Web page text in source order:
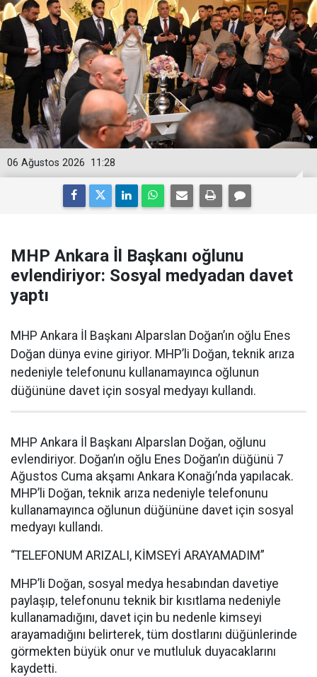
11:28
06 Ağustos 2026
MHP Ankara İl Başkanı oğlunu
evlendiriyor: Sosyal medyadan davet
yaptı
MHP Ankara İl Başkanı Alparslan Doğan’ın oğlu Enes
Doğan dünya evine giriyor. MHP’li Doğan, teknik arıza
nedeniyle telefonunu kullanamayınca oğlunun
düğününe davet için sosyal medyayı kullandı.
MHP Ankara İl Başkanı Alparslan Doğan, oğlunu
evlendiriyor. Doğan’ın oğlu Enes Doğan’ın düğünü 7
Ağustos Cuma akşamı Ankara Konağı’nda yapılacak.
MHP’li Doğan, teknik arıza nedeniyle telefonunu
kullanamayınca oğlunun düğününe davet için sosyal
medyayı kullandı.
“TELEFONUM ARIZALI, KİMSEYİ ARAYAMADIM”
MHP’li Doğan, sosyal medya hesabından davetiye
paylaşıp, telefonunu teknik bir kısıtlama nedeniyle
kullanamadığını, davet için bu nedenle kimseyi
arayamadığını belirterek, tüm dostlarını düğünlerinde
görmekten büyük onur ve mutluluk duyacaklarını
kaydetti.